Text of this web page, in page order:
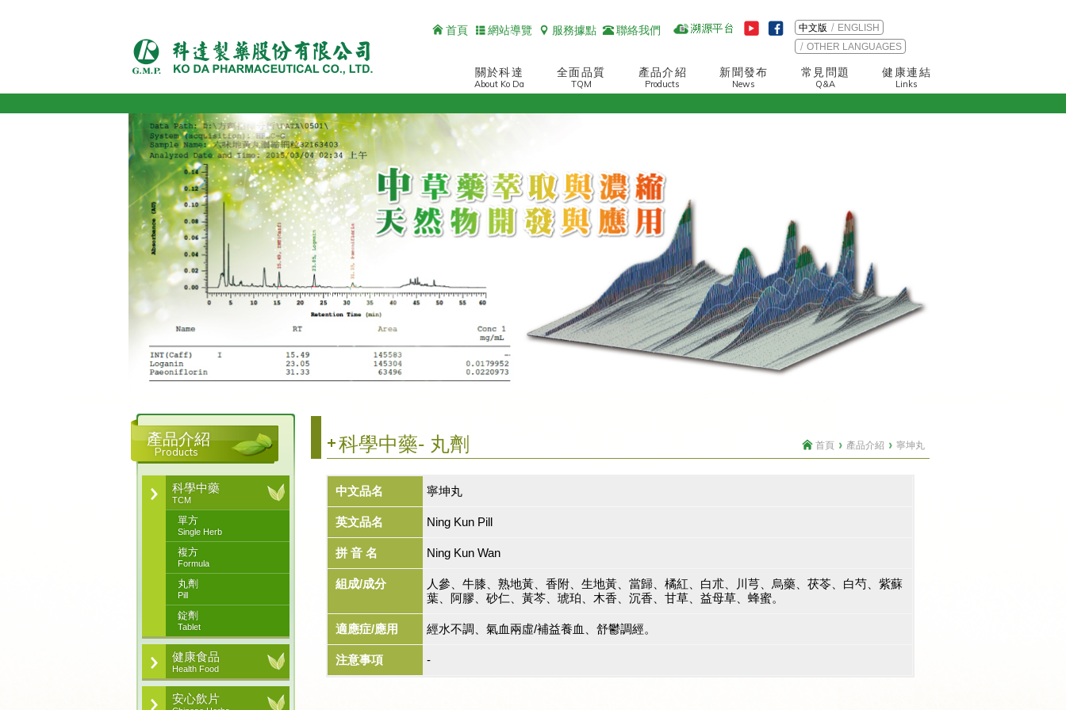
首頁 網站導覽 服務據點 聯絡我們 中文版
ENGLISH
OTHER LANGUAGES
關於科達
About Ko Da
全面品質
TQM
產品介紹
Products
新聞發布
News
常見問題
Q&A
健康連結
Links
科學中藥- 丸劑 首頁 產品介紹 寧坤丸
中文品名 寧坤丸
英文品名 Ning Kun Pill
拼 音 名 Ning Kun Wan
組成/成分
人參、牛膝、熟地黃、香附、生地黃、當歸、橘紅、白朮、川芎、烏藥、茯苓、白芍、紫蘇
葉、阿膠、砂仁、黃芩、琥珀、木香、沉香、甘草、益母草、蜂蜜。
適應症/應用 經水不調、氣血兩虛/補益養血、舒鬱調經。
注意事項 -
產品介紹
Products
科學中藥
TCM
單方
Single Herb
複方
Formula
丸劑
Pill
錠劑
Tablet
健康食品
Health Food
安心飲片